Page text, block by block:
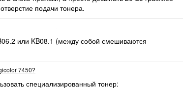
подачи тонера.
или KB08.1 (между собой смешиваются
7450?
специализированный тонер: